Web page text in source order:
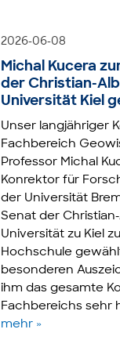
2026-06-08
Michal Kucera
der Christian-
Universität Kiel
Unser langjähriger
Fachbereich
Professor Michal
Konrektor für
der Universität
Senat der
Universität zu Kiel
Hochschule
besonderen
ihm das gesamte
Fachbereichs sehr
mehr »